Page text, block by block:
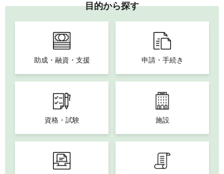
目的から探す
助成・融資・支援 申請・手続き
資格・試験 施設